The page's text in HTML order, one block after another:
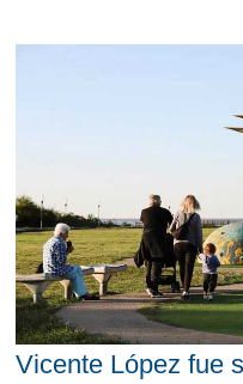
Vicente López fue